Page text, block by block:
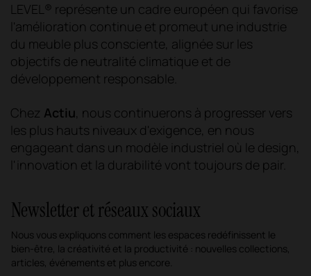
LEVEL® représente un cadre européen qui favorise
l'amélioration continue et promeut une industrie
du meuble plus consciente, alignée sur les
objectifs de neutralité climatique et de
développement responsable.
Chez Actiu, nous continuerons à progresser vers
les plus hauts niveaux d'exigence, en nous
engageant dans un modèle industriel où le design,
l'innovation et la durabilité vont toujours de pair.
Newsletter et réseaux sociaux
Nous vous expliquons comment les espaces redéfinissent le
bien-être, la créativité et la productivité : nouvelles collections,
articles, événements et plus encore.